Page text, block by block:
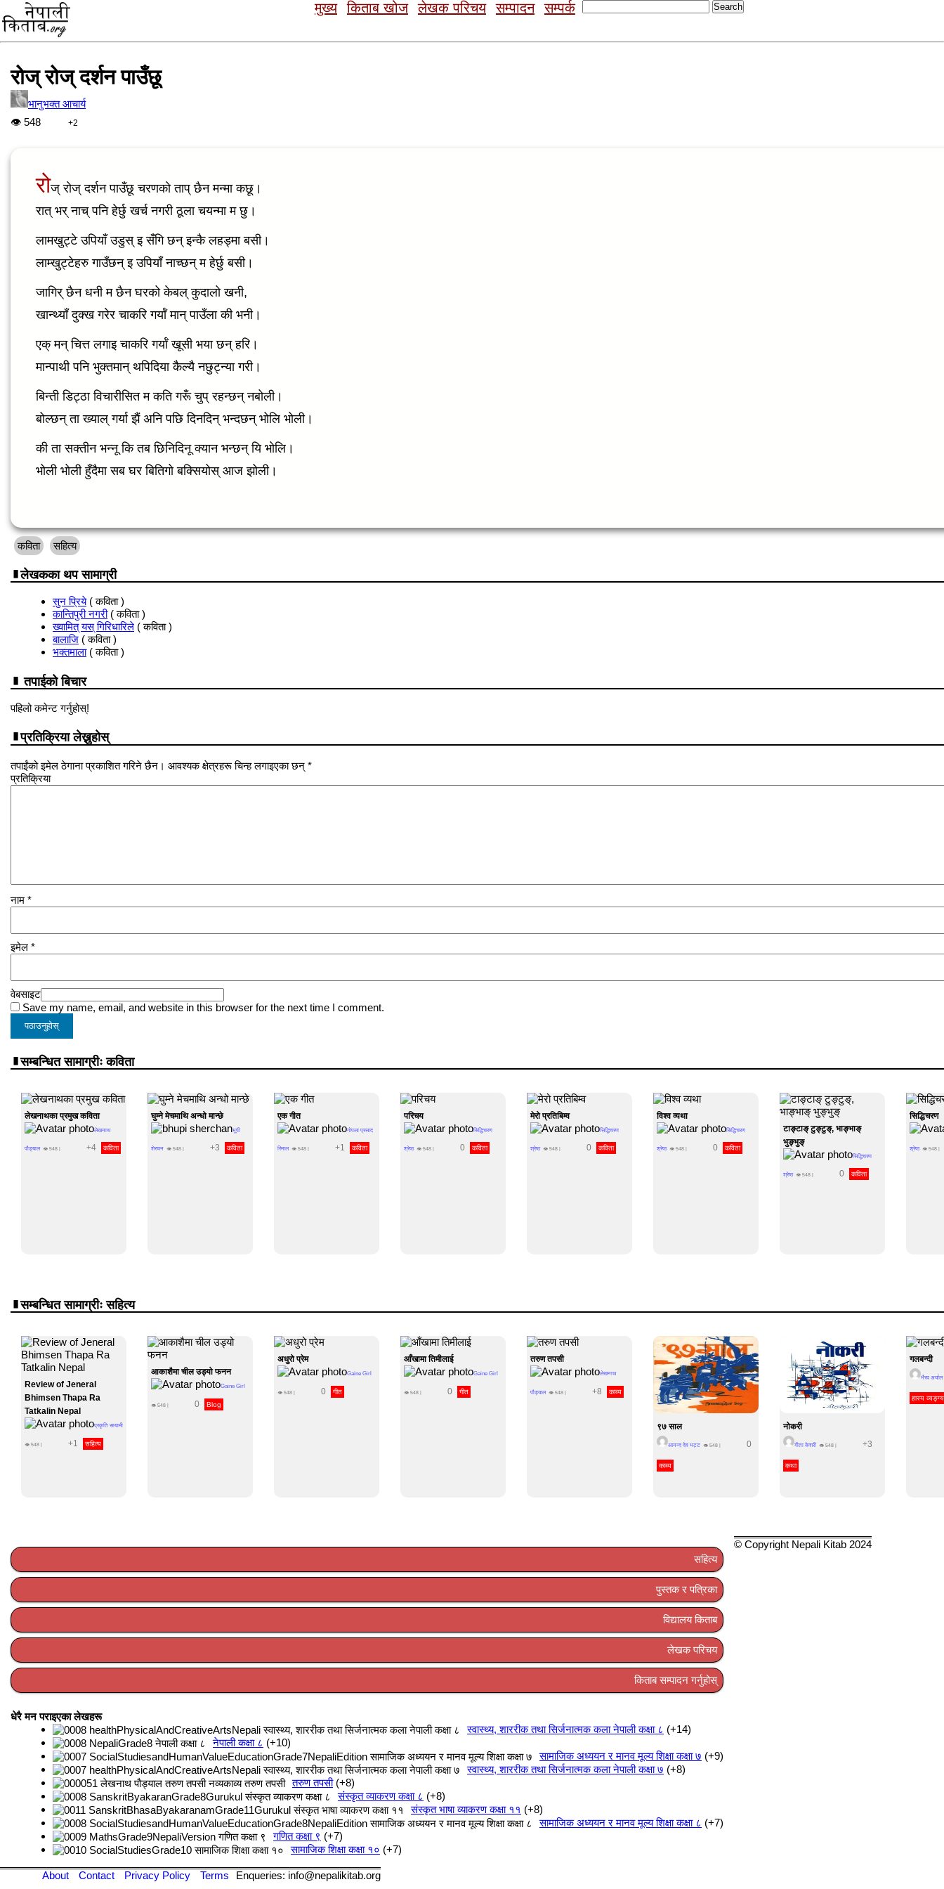
मुख्य किताब खोज लेखक परिचय सम्पादन सम्पर्क
for:
रोज् रोज् दर्शन पाउँछू
भानुभक्त आचार्य
👁 548 +2
रोज् रोज् दर्शन पाउँछू चरणको ताप् छैन मन्मा कछू।
रात् भर् नाच् पनि हेर्छु खर्च नगरी ठूला चयन्मा म छु।
लामखुट्टे उपियाँ उडुस् इ सँगि छन् इन्कै लहड्मा बसी।
लाम्खुट्टेहरु गाउँछन् इ उपियाँ नाच्छन् म हेर्छु बसी।
जागिर् छैन धनी म छैन घरको केबल् कुदालो खनी,
खान्थ्याँ दुक्ख गरेर चाकरि गर्याँ मान् पाउँला की भनी।
एक् मन् चित्त लगाइ चाकरि गर्याँ खूसी भया छन् हरि।
मान्पाथी पनि भुक्तमान् थपिदिया कैल्यै नछुट्न्या गरी।
बिन्ती डिट्ठा विचारीसित म कति गरूँ चुप् रहन्छन् नबोली।
बोल्छन् ता ख्याल् गर्या झैं अनि पछि दिनदिन् भन्दछन् भोलि भोली।
की ता सक्तीन भन्नू कि तब छिनिदिनू क्यान भन्छन् यि भोलि।
भोली भोली हुँदैमा सब घर बितिगो बक्सियोस् आज झोली।
कविता सहित्य
लेखकका थप सामाग्री
सुन प्रिये( कविता )
कान्तिपुरी नगरी( कविता )
ख्वामित् यस् गिरिधारिले ( कविता )
बालाजि ( कविता )
भक्तमाला( कविता )
तपाईको बिचार
पहिलो कमेन्ट गर्नुहोस्!
प्रतिक्रिया लेख्नुहोस्
तपाईंको इमेल ठेगाना प्रकाशित गरिने छैन। आवश्यक क्षेत्रहरू चिन्ह लगाइएका छन् *
प्रतिक्रिया
नाम *
इमेल *
वेबसाइट
Save my name, email, and website in this browser for the next time I comment.
सम्बन्धित सामाग्रीः कविता
लेखनाथका प्रमुख कविता
लेखनाथ
पौड्याल 👁 548 +4 कविता
घुम्ने मेचमाथि अन्धो मान्छे
भूपी
शेरचन 👁 548 +3 कविता
एक गीत
गोपला प्रसाद
रिमाल 👁 548 +1 कविता
परिचय
सिद्धिचरण
श्रेष्ठ 👁 548 0 कविता
मेरो प्रतिबिम्व
सिद्धिचरण
श्रेष्ठ 👁 548 0 कविता
विश्व व्यथा
सिद्धिचरण
श्रेष्ठ 👁 548 0 कविता
टाङ्टाङ् टुङ्टुङ्, भाङ्भाङ्
भुङ्भुङ्
सिद्धिचरण
श्रेष्ठ 👁 548 0 कविता
सिद्धिचरण
श्रेष्ठ 👁 548
सम्बन्धित सामाग्रीः सहित्य
Review of Jeneral
Bhimsen Thapa Ra
Tatkalin Nepal
प्रकृति सायामी
👁 548 | +1 सहित्य
आकाशैमा चील उड्यो फनन
Gaine Girl
👁 548 | 0 Blog
अधुरो प्रेम
Gaine Girl
👁 548 | 0 गीत
आँखामा तिमीलाई
Gaine Girl
👁 548 | 0 गीत
तरुण तपसी
लेखनाथ
पौड्याल 👁 548 | +8 काब्य
९७ साल
आनन्द देव भट्ट 👁 548 | 0
काब्य
नोकरी
गीता केशरी 👁 548 | +3
कथा
गलबन्दी
भैरव अर्याल
हास्य व्यङ्ग्य
सहित्य
पुस्तक र पत्रिका
विद्यालय किताब
लेखक परिचय
किताब सम्पादन गर्नुहोस्
धेरै मन पराइएका लेखहरू
स्वास्थ्य, शाररीक तथा सिर्जनात्मक कला नेपाली कक्षा ८
+14
नेपाली कक्षा ८
+10
सामाजिक अध्ययन र मानव मूल्य शिक्षा कक्षा ७ +9
स्वास्थ्य, शाररीक तथा सिर्जनात्मक कला नेपाली कक्षा ७ +8
तरुण तपसी +8
संस्कृत व्याकरण कक्षा ८
+8
संस्कृत भाषा व्याकरण कक्षा ११
+8
सामाजिक अध्ययन र मानव मूल्य शिक्षा कक्षा ८
+7
गणित कक्षा ९
+7
सामाजिक शिक्षा कक्षा १० +7
© Copyright Nepali Kitab 2024
About Contact Privacy Policy Terms Enqueries: info@nepalikitab.org